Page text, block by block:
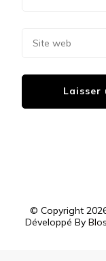
© Copyright
Développé By